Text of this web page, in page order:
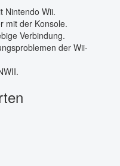
Nintendo Wii.
mit der Konsole.
Verbindung.
der Wii-